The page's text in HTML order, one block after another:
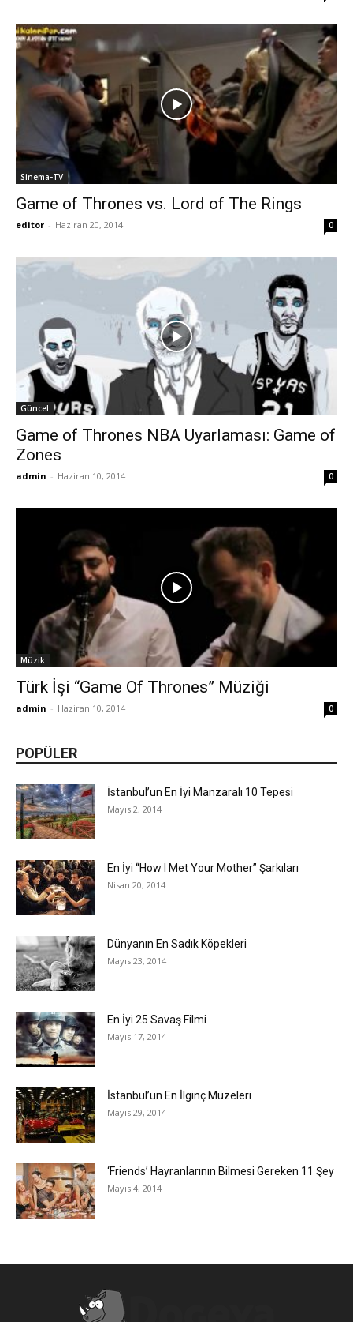
Sinema-TV
Game of Thrones vs. Lord of The Rings
editor - Haziran 20, 2014 0
Güncel
Game of Thrones NBA Uyarlaması: Game of
Zones
admin - Haziran 10, 2014 0
Müzik
Türk İşi “Game Of Thrones” Müziği
admin - Haziran 10, 2014 0
POPÜLER
İstanbul’un En İyi Manzaralı 10 Tepesi
Mayıs 2, 2014
En İyi “How I Met Your Mother” Şarkıları
Nisan 20, 2014
Dünyanın En Sadık Köpekleri
Mayıs 23, 2014
En İyi 25 Savaş Filmi
Mayıs 17, 2014
İstanbul’un En İlginç Müzeleri
Mayıs 29, 2014
‘Friends’ Hayranlarının Bilmesi Gereken 11 Şey
Mayıs 4, 2014